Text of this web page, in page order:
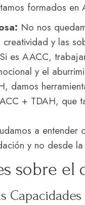
formados en
No nos
y las
Si es AACC,
y el
damos
+ TDAH, que
a entender
y no desde
sobre
Capacidades